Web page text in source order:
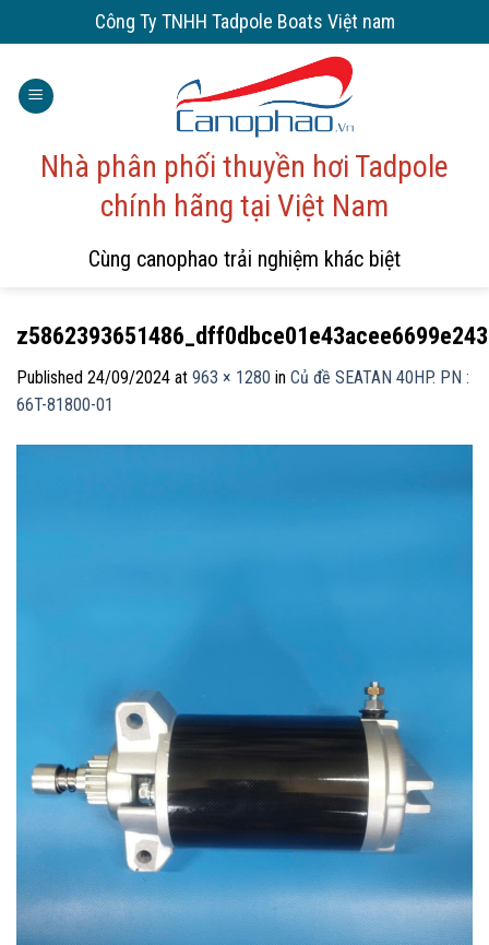
to
Công Ty TNHH Tadpole Boats Việt nam
Nhà phân phối thuyền hơi Tadpole
chính hãng tại Việt Nam
Cùng canophao trải nghiệm khác biệt
Published 24/09/2024 at 963 × 1280 in Củ đề SEATAN 40HP. PN :
66T-81800-01